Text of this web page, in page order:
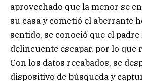
aprovechado que la menor se
su casa y cometió el aberrante
sentido, se conoció que el
delincuente escapar, por lo que
Con los datos recabados, se
dispositivo de búsqueda y